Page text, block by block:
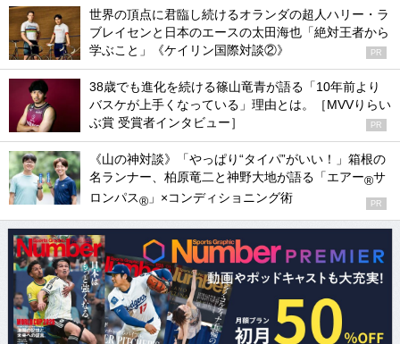
世界の頂点に君臨し続けるオランダの超人ハリー・ラ
ブレイセンと日本のエースの太田海也「絶対王者から
学ぶこと」《ケイリン国際対談②》
PR
38歳でも進化を続ける篠山竜青が語る「10年前より
バスケが上手くなっている」理由とは。［MVVりらい
ぶ賞 受賞者インタビュー］
PR
《山の神対談》「やっぱり“タイパ”がいい！」箱根の
名ランナー、柏原竜二と神野大地が語る「エアー®サ
ロンパス® 」×コンディショニング術 PR